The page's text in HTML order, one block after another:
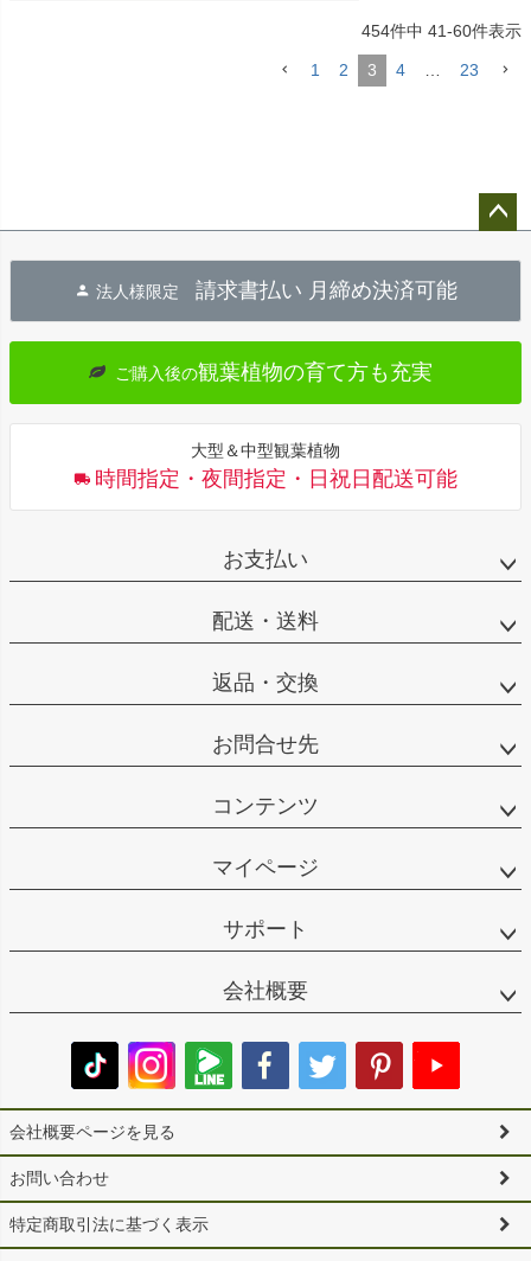
454件中 41-60件表示
1 2 3 4 … 23
へ
法人様限定 請求書払い 月締め決済可能
ご購入後の観葉植物の育て方も充実
大型＆中型観葉植物
時間指定・夜間指定・日祝日配送可能
お支払い
配送・送料
返品・交換
お問合せ先
コンテンツ
マイページ
サポート
会社概要
会社概要ページを見る
お問い合わせ
特定商取引法に基づく表示